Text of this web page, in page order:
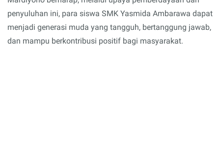
penyuluhan ini, para siswa SMK Yasmida Ambarawa dapat
menjadi generasi muda yang tangguh, bertanggung jawab,
dan mampu berkontribusi positif bagi masyarakat.